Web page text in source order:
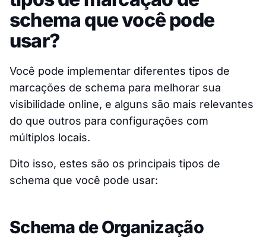
schema que você pode
usar?
Você pode implementar diferentes tipos de
marcações de schema para melhorar sua
visibilidade online, e alguns são mais relevantes
do que outros para configurações com
múltiplos locais.
Dito isso, estes são os principais tipos de
schema que você pode usar:
Schema de Organização